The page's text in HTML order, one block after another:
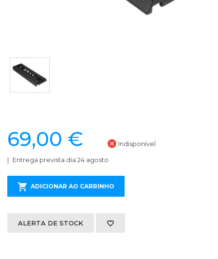
69,00 € Indisponível
Entrega prevista dia 24 agosto
ADICIONAR AO CARRINHO
ALERTA DE STOCK